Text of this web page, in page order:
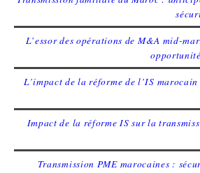
L’essor des opérations de M&A mid-
L’impact de la réforme de l’IS
Impact de la réforme IS sur la
Transmission PME marocaines :